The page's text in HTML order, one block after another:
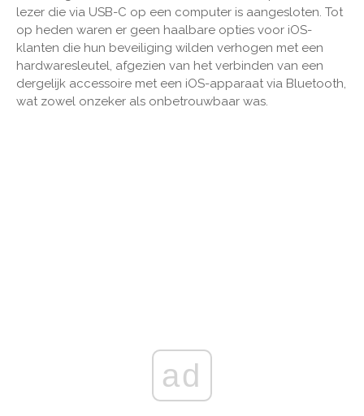
lezer die via USB-C op een computer is aangesloten. Tot
op heden waren er geen haalbare opties voor iOS-
klanten die hun beveiliging wilden verhogen met een
hardwaresleutel, afgezien van het verbinden van een
dergelijk accessoire met een iOS-apparaat via Bluetooth,
wat zowel onzeker als onbetrouwbaar was.
ad